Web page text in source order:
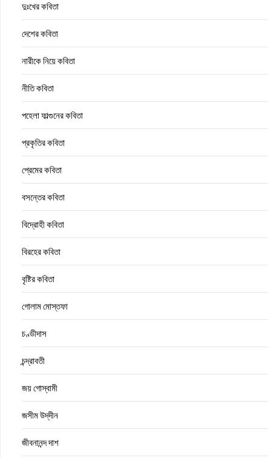
দুঃখের কবিতা
দেশের কবিতা
নারীকে নিয়ে কবিতা
নীতি কবিতা
পহেলা ফাল্গুনের কবিতা
প্রকৃতির কবিতা
প্রেমের কবিতা
বসন্তের কবিতা
বিদ্রোহী কবিতা
বিরহের কবিতা
বৃষ্টির কবিতা
গোলাম মোস্তফা
চণ্ডীদাস
চন্দ্রাবতী
জয় গোস্বামী
জসীম উদ্‌দীন
জীবনানন্দ দাশ